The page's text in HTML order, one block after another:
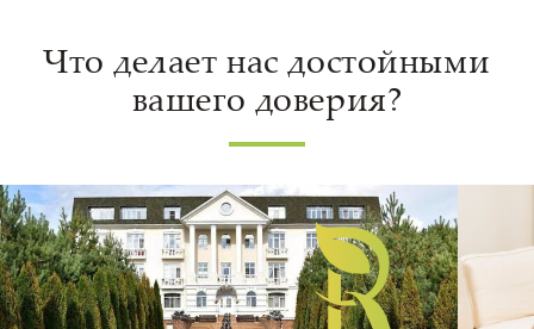
Что делает нас достойными
вашего доверия?